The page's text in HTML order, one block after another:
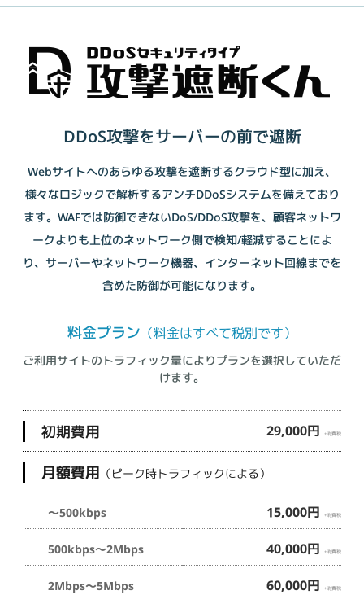
DDoS攻撃をサーバーの前で遮断
Webサイトへのあらゆる攻撃を遮断するクラウド型に加え、
様々なロジックで解析するアンチDDoSシステムを備えており
ます。WAFでは防御できないDoS/DDoS攻撃を、顧客ネットワ
ークよりも上位のネットワーク側で検知/軽減することによ
り、サーバーやネットワーク機器、インターネット回線までを
含めた防御が可能になります。
料金プラン （料金はすべて税別です）
ご利用サイトのトラフィック量によりプランを選択していただ
けます。
初期費用 29,000円 +消費税
月額費用 （ピーク時トラフィックによる）
～500kbps 15,000円 +消費税
500kbps～2Mbps 40,000円 +消費税
2Mbps～5Mbps 60,000円 +消費税